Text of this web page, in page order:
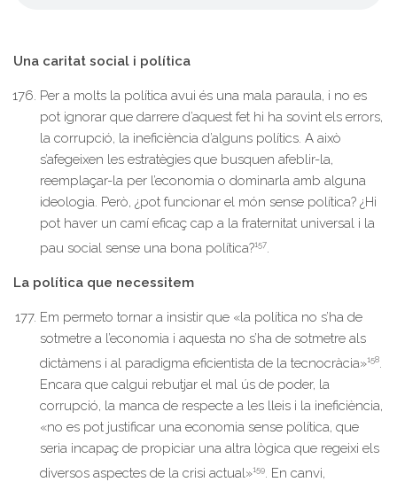
Una caritat social i política
Per a molts la política avui és una mala paraula, i no es
pot ignorar que darrere d’aquest fet hi ha sovint els errors,
la corrupció, la ineficiència d’alguns polítics. A això
s’afegeixen les estratègies que busquen afeblir-la,
reemplaçar-la per l’economia o dominarla amb alguna
ideologia. Però, ¿pot funcionar el món sense política? ¿Hi
pot haver un camí eficaç cap a la fraternitat universal i la
pau social sense una bona política?157.
La política que necessitem
Em permeto tornar a insistir que «la política no s’ha de
sotmetre a l’economia i aquesta no s’ha de sotmetre als
dictàmens i al paradigma eficientista de la tecnocràcia»158.
Encara que calgui rebutjar el mal ús de poder, la
corrupció, la manca de respecte a les lleis i la ineficiència,
«no es pot justificar una economia sense política, que
seria incapaç de propiciar una altra lògica que regeixi els
diversos aspectes de la crisi actual»159. En canvi,